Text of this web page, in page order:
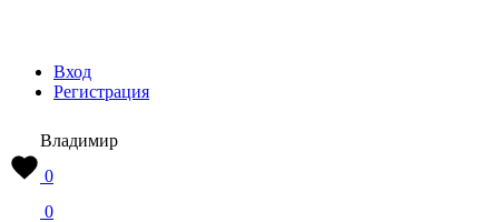
Вход
Регистрация
Владимир
0
0